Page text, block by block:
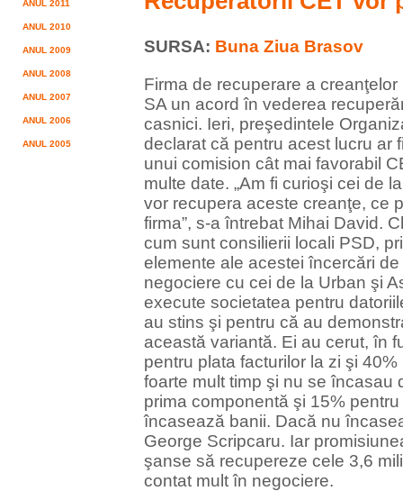
ANUL 2011
ANUL 2010
ANUL 2009
ANUL 2008
ANUL 2007
ANUL 2006
ANUL 2005
SURSA: Buna Ziua Brasov
Firma de recuperare a
SA un acord în vederea
casnici. Ieri, preşedintele
declarat că pentru acest lucru ar
unui comision cât mai favorabil
multe date. „Am fi curioşi cei de
vor recupera aceste creanţe, ce
firma”, s-a întrebat Mihai David.
cum sunt consilierii locali PSD,
elemente ale acestei încercări
negociere cu cei de la Urban şi
execute societatea pentru
au stins şi pentru că au
această variantă. Ei au cerut, în
pentru plata facturilor la zi şi
foarte mult timp şi nu se încasau
prima componentă şi 15%
încasează banii. Dacă nu
George Scripcaru. Iar
şanse să recupereze cele 3,6
contat mult în negociere.